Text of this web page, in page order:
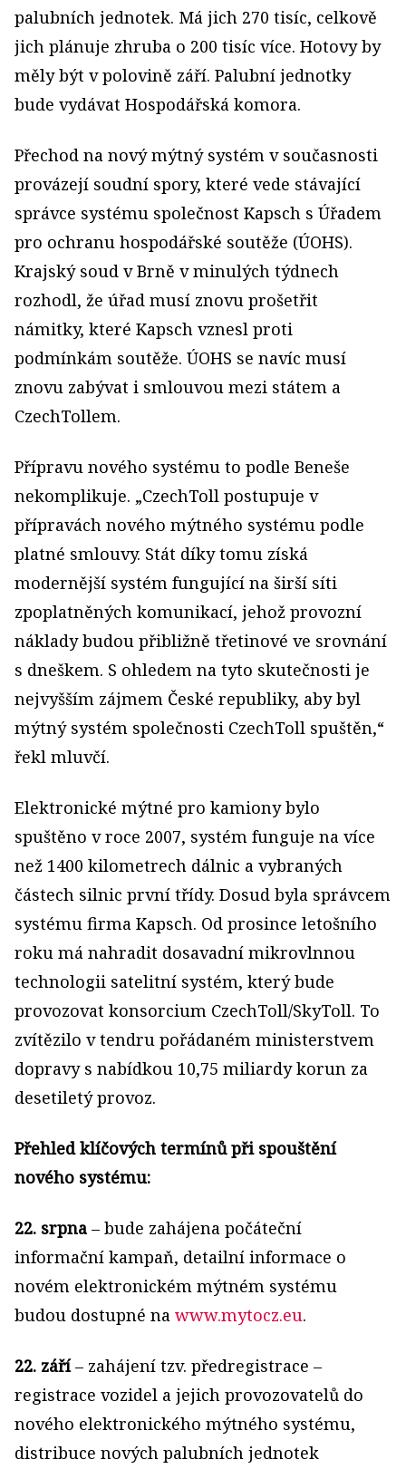
palubních jednotek. Má jich 270 tisíc, celkově
jich plánuje zhruba o 200 tisíc více. Hotovy by
měly být v polovině září. Palubní jednotky
bude vydávat Hospodářská komora.
Přechod na nový mýtný systém v současnosti
provázejí soudní spory, které vede stávající
správce systému společnost Kapsch s Úřadem
pro ochranu hospodářské soutěže (ÚOHS).
Krajský soud v Brně v minulých týdnech
rozhodl, že úřad musí znovu prošetřit
námitky, které Kapsch vznesl proti
podmínkám soutěže. ÚOHS se navíc musí
znovu zabývat i smlouvou mezi státem a
CzechTollem.
Přípravu nového systému to podle Beneše
nekomplikuje. „CzechToll postupuje v
přípravách nového mýtného systému podle
platné smlouvy. Stát díky tomu získá
modernější systém fungující na širší síti
zpoplatněných komunikací, jehož provozní
náklady budou přibližně třetinové ve srovnání
s dneškem. S ohledem na tyto skutečnosti je
nejvyšším zájmem České republiky, aby byl
mýtný systém společnosti CzechToll spuštěn,“
řekl mluvčí.
Elektronické mýtné pro kamiony bylo
spuštěno v roce 2007, systém funguje na více
než 1400 kilometrech dálnic a vybraných
částech silnic první třídy. Dosud byla správcem
systému firma Kapsch. Od prosince letošního
roku má nahradit dosavadní mikrovlnnou
technologii satelitní systém, který bude
provozovat konsorcium CzechToll/SkyToll. To
zvítězilo v tendru pořádaném ministerstvem
dopravy s nabídkou 10,75 miliardy korun za
desetiletý provoz.
Přehled klíčových termínů při spouštění
nového systému:
22. srpna – bude zahájena počáteční
informační kampaň, detailní informace o
novém elektronickém mýtném systému
budou dostupné na www.mytocz.eu.
22. září– zahájení tzv. předregistrace –
registrace vozidel a jejich provozovatelů do
nového elektronického mýtného systému,
distribuce nových palubních jednotek